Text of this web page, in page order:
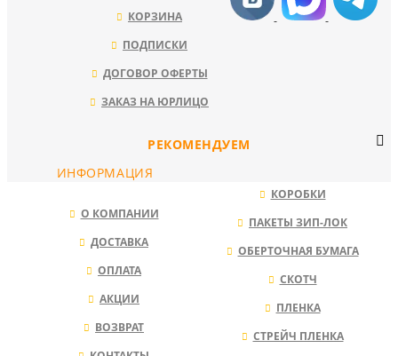
КОРЗИНА
ПОДПИСКИ
ДОГОВОР ОФЕРТЫ
ЗАКАЗ НА ЮРЛИЦО
РЕКОМЕНДУЕМ
КОРОБКИ
ПАКЕТЫ ЗИП-ЛОК
ОБЕРТОЧНАЯ БУМАГА
СКОТЧ
ПЛЕНКА
СТРЕЙЧ ПЛЕНКА
ИНФОРМАЦИЯ
О КОМПАНИИ
ДОСТАВКА
ОПЛАТА
АКЦИИ
ВОЗВРАТ